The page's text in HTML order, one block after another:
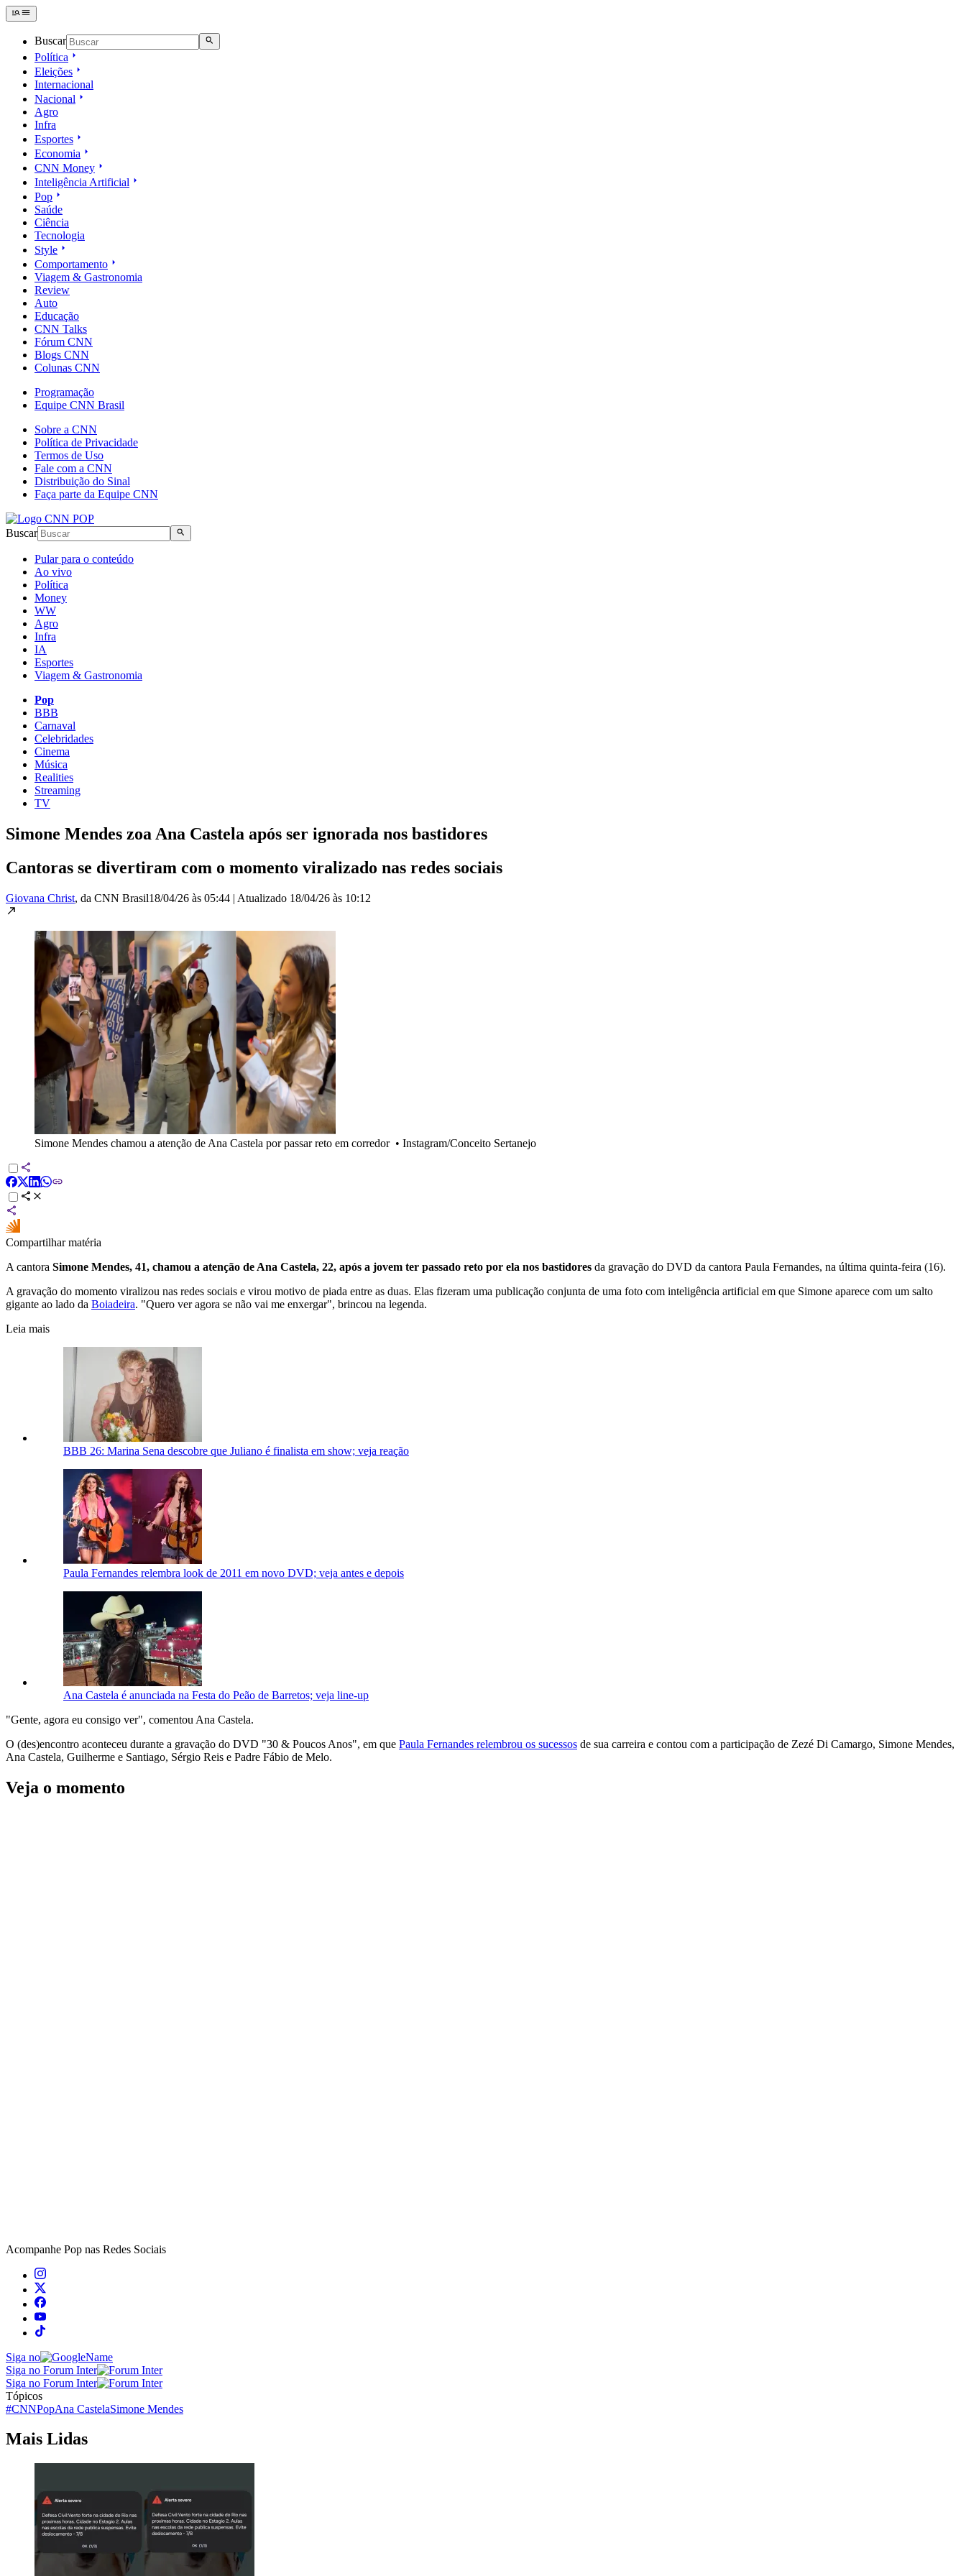
Buscar
Política
Eleições
Internacional
Nacional
Agro
Infra
Esportes
Economia
CNN Money
Inteligência Artificial
Pop
Saúde
Ciência
Tecnologia
Style
Comportamento
Viagem & Gastronomia
Review
Auto
Educação
CNN Talks
Fórum CNN
Blogs CNN
Colunas CNN
Programação
Equipe CNN Brasil
Sobre a CNN
Política de Privacidade
Termos de Uso
Fale com a CNN
Distribuição do Sinal
Faça parte da Equipe CNN
Buscar
Pular para o conteúdo
Ao vivo
Política
Money
WW
Agro
Infra
IA
Esportes
Viagem & Gastronomia
Pop
BBB
Carnaval
Celebridades
Cinema
Música
Realities
Streaming
TV
Simone Mendes zoa Ana Castela após ser ignorada nos bastidores
Cantoras se divertiram com o momento viralizado nas redes sociais
Giovana Christ, da CNN Brasil18/04/26 às 05:44 | Atualizado 18/04/26 às 10:12
Simone Mendes chamou a atenção de Ana Castela por passar reto em corredor• Instagram/Conceito Sertanejo
Compartilhar matéria
A cantora Simone Mendes, 41, chamou a atenção de Ana Castela, 22, após a jovem ter passado reto por ela nos bastidores da gravação do DVD da cantora Paula Fernandes, na última quinta-feira (16).
A gravação do momento viralizou nas redes sociais e virou motivo de piada entre as duas. Elas fizeram uma publicação conjunta de uma foto com inteligência artificial em que Simone aparece com um salto
gigante ao lado da Boiadeira. "Quero ver agora se não vai me enxergar", brincou na legenda.
Leia mais
BBB 26: Marina Sena descobre que Juliano é finalista em show; veja reação
Paula Fernandes relembra look de 2011 em novo DVD; veja antes e depois
Ana Castela é anunciada na Festa do Peão de Barretos; veja line-up
"Gente, agora eu consigo ver", comentou Ana Castela.
O (des)encontro aconteceu durante a gravação do DVD "30 & Poucos Anos", em que Paula Fernandes relembrou os sucessos de sua carreira e contou com a participação de Zezé Di Camargo, Simone Mendes,
Ana Castela, Guilherme e Santiago, Sérgio Reis e Padre Fábio de Melo.
Veja o momento
Acompanhe Pop nas Redes Sociais
Siga no
Siga no Forum Inter
Siga no Forum Inter
Tópicos
#CNNPopAna CastelaSimone Mendes
Mais Lidas